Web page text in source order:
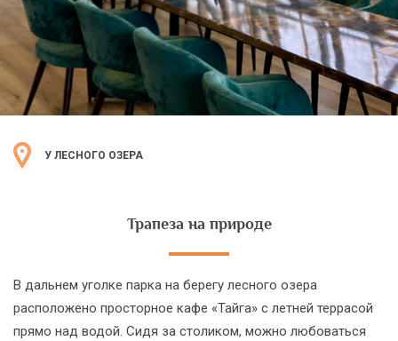
У ЛЕСНОГО ОЗЕРА
Трапеза на природе
В дальнем уголке парка на берегу лесного озера
расположено просторное кафе «Тайга» с летней террасой
прямо над водой. Сидя за столиком, можно любоваться